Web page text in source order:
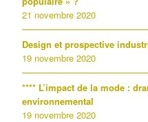
21 novembre 2020
Design et prospective
19 novembre 2020
**** L’impact de la mode :
environnemental
19 novembre 2020